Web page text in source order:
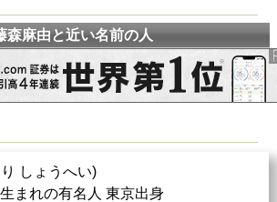
森麻由と近い名前の人
しょうへい)
まれの有名人 東京出身